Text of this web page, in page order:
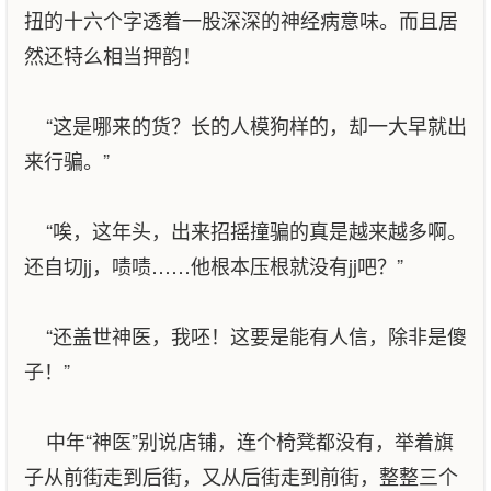
扭的十六个字透着一股深深的神经病意味。而且居
然还特么相当押韵！
“这是哪来的货？长的人模狗样的，却一大早就出
来行骗。”
“唉，这年头，出来招摇撞骗的真是越来越多啊。
还自切jj，啧啧……他根本压根就没有jj吧？”
“还盖世神医，我呸！这要是能有人信，除非是傻
子！”
中年“神医”别说店铺，连个椅凳都没有，举着旗
子从前街走到后街，又从后街走到前街，整整三个